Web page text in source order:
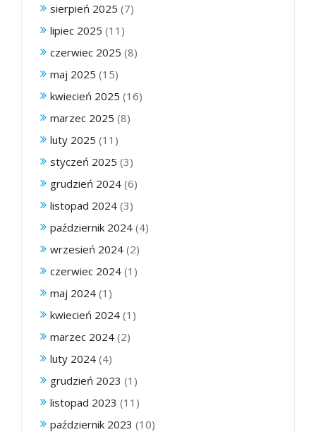
sierpień 2025 (7)
lipiec 2025 (11)
czerwiec 2025 (8)
maj 2025 (15)
kwiecień 2025 (16)
marzec 2025 (8)
luty 2025 (11)
styczeń 2025 (3)
grudzień 2024 (6)
listopad 2024 (3)
październik 2024 (4)
wrzesień 2024 (2)
czerwiec 2024 (1)
maj 2024 (1)
kwiecień 2024 (1)
marzec 2024 (2)
luty 2024 (4)
grudzień 2023 (1)
listopad 2023 (11)
październik 2023 (10)